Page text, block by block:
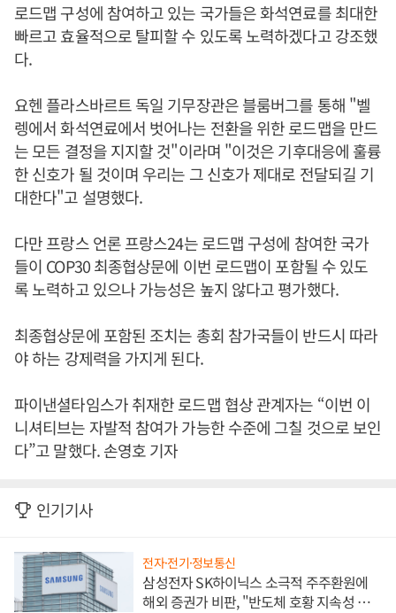
로드맵 구성에 참여하고 있는 국가들은 화석연료를 최대한
빠르고 효율적으로 탈피할 수 있도록 노력하겠다고 강조했
다.
요헨 플라스바르트 독일 기무장관은 블룸버그를 통해 "벨
렝에서 화석연료에서 벗어나는 전환을 위한 로드맵을 만드
는 모든 결정을 지지할 것"이라며 "이것은 기후대응에 훌륭
한 신호가 될 것이며 우리는 그 신호가 제대로 전달되길 기
대한다"고 설명했다.
다만 프랑스 언론 프랑스24는 로드맵 구성에 참여한 국가
들이 COP30 최종협상문에 이번 로드맵이 포함될 수 있도
록 노력하고 있으나 가능성은 높지 않다고 평가했다.
최종협상문에 포함된 조치는 총회 참가국들이 반드시 따라
야 하는 강제력을 가지게 된다.
파이낸셜타임스가 취재한 로드맵 협상 관계자는 “이번 이
니셔티브는 자발적 참여가 가능한 수준에 그칠 것으로 보인
다”고 말했다. 손영호 기자
인기기사
전자·전기·정보통신
삼성전자 SK하이닉스 소극적 주주환원에
해외 증권가 비판, "반도체 호황 지속성 의